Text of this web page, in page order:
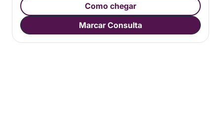
Como chegar
Marcar Consulta